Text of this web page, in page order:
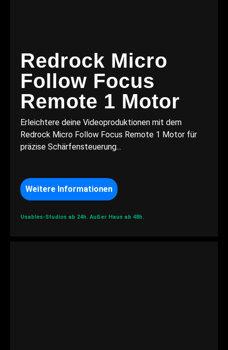
Redrock Micro
Follow Focus
Remote 1 Motor
Erleichtere deine Videoproduktionen mit dem
Redrock Micro Follow Focus Remote 1 Motor für
präzise Schärfensteuerung...
Weitere Informationen
Usables-Studios ab 24h. Außer Haus ab 48h.